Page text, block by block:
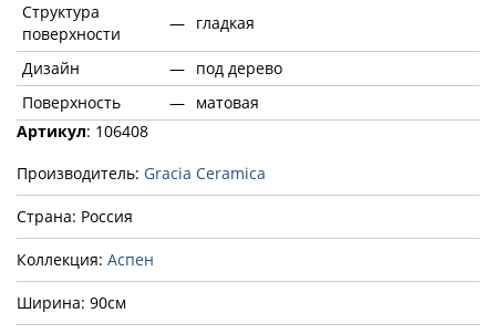
Структура
поверхности
— гладкая
Дизайн — под дерево
Поверхность
— матовая
Артикул: 106408
Производитель: Gracia Ceramica
Страна: Россия
Коллекция: Аспен
Ширина: 90см